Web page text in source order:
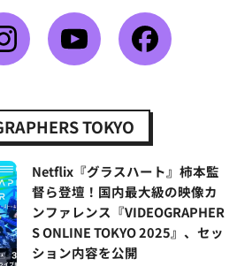
TOKYO
Netflix『グラスハート』柿本監
督ら登壇！国内最大級の映像カ
ンファレンス『VIDEOGRAPHER
S ONLINE TOKYO 2025』、セッ
ション内容を公開